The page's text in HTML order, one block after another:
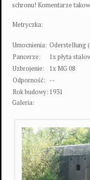
schronu! Komentarze
Metryczka:
Umocnienia: Oderstellung
Pancerze:
1x płyta
Uzbrojenie:
1x MG 08
Odporność: --
Rok budowy: 1931
Galeria: